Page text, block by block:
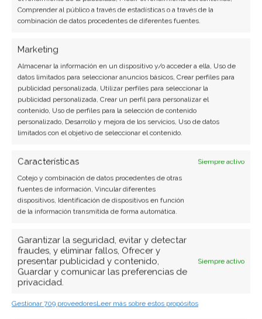
Comprender al público a través de estadísticas o a través de la
combinación de datos procedentes de diferentes fuentes.
Marketing
Almacenar la información en un dispositivo y/o acceder a ella, Uso de
datos limitados para seleccionar anuncios básicos, Crear perfiles para
publicidad personalizada, Utilizar perfiles para seleccionar la
publicidad personalizada, Crear un perfil para personalizar el
contenido, Uso de perfiles para la selección de contenido
personalizado, Desarrollo y mejora de los servicios, Uso de datos
limitados con el objetivo de seleccionar el contenido.
Características
Siempre activo
Cotejo y combinación de datos procedentes de otras
fuentes de información, Vincular diferentes
dispositivos, Identificación de dispositivos en función
de la información transmitida de forma automática.
Garantizar la seguridad, evitar y detectar
fraudes, y eliminar fallos, Ofrecer y
presentar publicidad y contenido,
Guardar y comunicar las preferencias de
privacidad.
Siempre activo
Gestionar 709 proveedoresLeer más sobre estos propósitos
incluso podremos conectar nuestros equipos y
Router de Doble banda:Si estamos buscando un
Router que nos permita disponer de una mayor
compatibilidad con más dispositivos
inalámbricos, lo ideal es invertir un poco más de
dinero yadquirir un Router de doble banda, ya
señales inalámbricas en las bandas de 2,4 GHz
y de 5GHz,de manera independiente o
simultánea. No obstante, el costo adicional que
debemos invertir para adquirir un Router de
cuidadosamente, en base a si realmente se
ajusta a nuestras necesidades, ya que en
muchos casos para una red doméstica alcanza